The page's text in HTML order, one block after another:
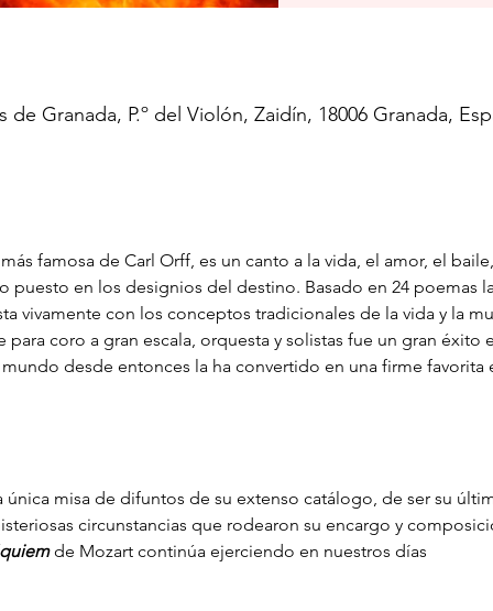
de Granada, P.º del Violón, Zaidín, 18006 Granada,
famosa de Carl Orff, es un canto a la vida, el amor, el
puesto en los designios del destino. Basado en 24 poemas
vivamente con los conceptos tradicionales de la vida y la
para coro a gran escala, orquesta y solistas fue un gran éxito
desde entonces la ha convertido en una firme favorita
misa de difuntos de su extenso catálogo, de ser su
circunstancias que rodearon su encargo y
de Mozart continúa ejerciendo en nuestros días